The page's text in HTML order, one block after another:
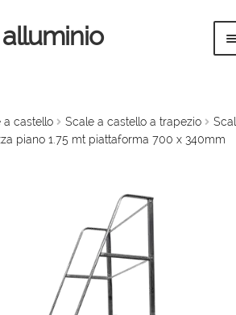
a castello Scale a castello a trapezio
piano 1.75 mt piattaforma 700 x 340mm